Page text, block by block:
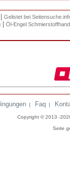
Gelistet bei
Öl-Engel
| Faq |
Copyright © 2013 -
Seite